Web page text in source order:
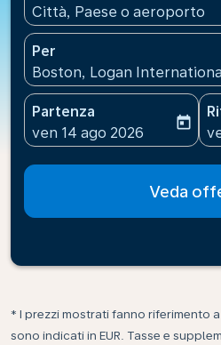
Città, Paese o aeroporto
Per
Boston, Logan
Partenza
fc-booking-departure-
ven 14 ago 2026
today
Veda
* I prezzi mostrati fanno riferimento
sono indicati in EUR. Tasse e